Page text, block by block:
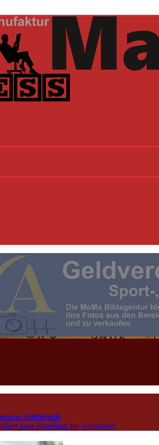
|
Haftbefehle
neue Regelung für Autofahrer